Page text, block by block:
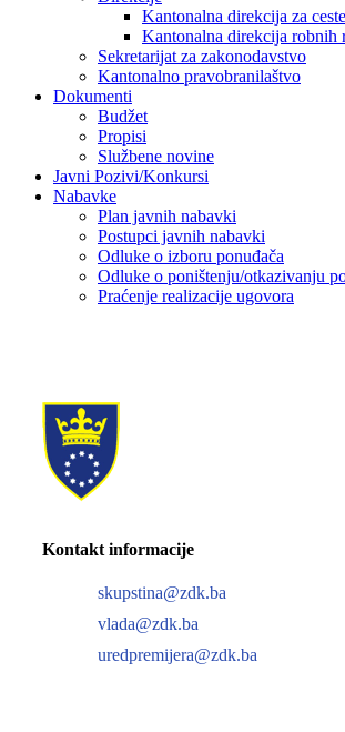
Kantonalna direkcija za ceste
Kantonalna direkcija robnih
Sekretarijat za zakonodavstvo
Kantonalno pravobranilaštvo
Dokumenti
Budžet
Propisi
Službene novine
Javni Pozivi/Konkursi
Nabavke
Plan javnih nabavki
Postupci javnih nabavki
Odluke o izboru ponuđača
Odluke o poništenju/otkazivanju
Praćenje realizacije ugovora
Kontakt informacije
skupstina@zdk.ba
vlada@zdk.ba
uredpremijera@zdk.ba